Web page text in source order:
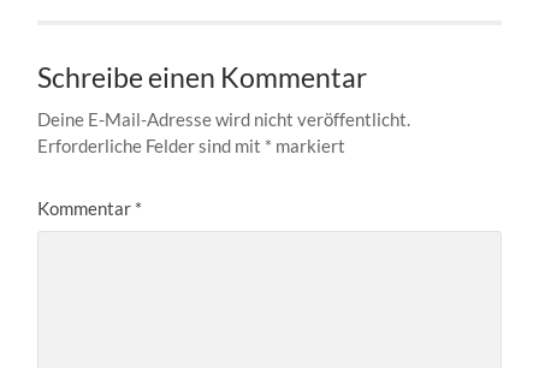
Schreibe einen Kommentar
Deine E-Mail-Adresse wird nicht veröffentlicht.
Erforderliche Felder sind mit * markiert
Kommentar *